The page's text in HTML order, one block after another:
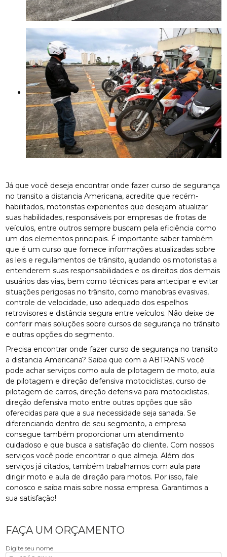
Já que você deseja encontrar onde fazer curso de segurança
no transito a distancia Americana, acredite que recém-
habilitados, motoristas experientes que desejam atualizar
suas habilidades, responsáveis por empresas de frotas de
veículos, entre outros sempre buscam pela eficiência como
um dos elementos principais. É importante saber também
que é um curso que fornece informações atualizadas sobre
as leis e regulamentos de trânsito, ajudando os motoristas a
entenderem suas responsabilidades e os direitos dos demais
usuários das vias, bem como técnicas para antecipar e evitar
situações perigosas no trânsito, como manobras evasivas,
controle de velocidade, uso adequado dos espelhos
retrovisores e distância segura entre veículos. Não deixe de
conferir mais soluções sobre cursos de segurança no trânsito
e outras opções do segmento.
Precisa encontrar onde fazer curso de segurança no transito
a distancia Americana? Saiba que com a ABTRANS você
pode achar serviços como aula de pilotagem de moto, aula
de pilotagem e direção defensiva motociclistas, curso de
pilotagem de carros, direção defensiva para motociclistas,
direção defensiva moto entre outras opções que são
oferecidas para que a sua necessidade seja sanada. Se
diferenciando dentro de seu segmento, a empresa
consegue também proporcionar um atendimento
cuidadoso e que busca a satisfação do cliente. Com nossos
serviços você pode encontrar o que almeja. Além dos
serviços já citados, também trabalhamos com aula para
dirigir moto e aula de direção para motos. Por isso, fale
conosco e saiba mais sobre nossa empresa. Garantimos a
sua satisfação!
FAÇA UM ORÇAMENTO
Digite seu nome